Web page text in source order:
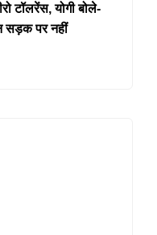
टॉलरेंस, योगी बोले-
सड़क पर नहीं